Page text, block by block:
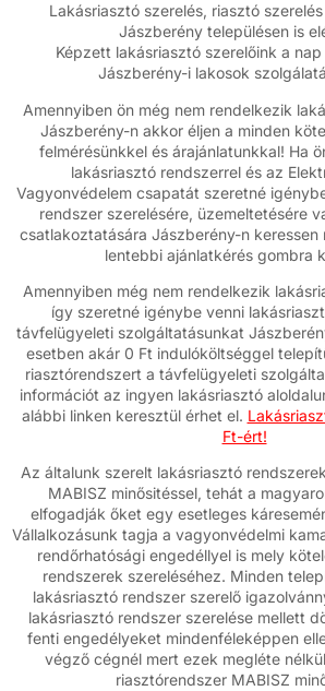
Lakásriasztó szerelés, riasztó
Jászberény településen is
Képzett lakásriasztó szerelőink a
Jászberény-i lakosok
Amennyiben ön még nem rendelkezik
Jászberény-n akkor éljen a minden
felmérésünkkel és árajánlatunkkal! Ha
lakásriasztó rendszerrel és az
Vagyonvédelem csapatát szeretné
rendszer szerelésére, üzemeltetésére
csatlakoztatására Jászberény-n keressen
lentebbi ajánlatkérés gombra
Amennyiben még nem rendelkezik
így szeretné igénybe venni
távfelügyeleti szolgáltatásunkat
esetben akár 0 Ft indulóköltséggel
riasztórendszert a távfelügyeleti
információt az ingyen lakásriasztó
alábbi linken keresztül érhet el.
Ft-ért!
Az általunk szerelt lakásriasztó
MABISZ minősitéssel, tehát a
elfogadják őket egy esetleges
Vállalkozásunk tagja a vagyonvédelmi
rendőrhatósági engedéllyel is mely
rendszerek szereléséhez. Minden
lakásriasztó rendszer szerelő
lakásriasztó rendszer szerelése mellett
fenti engedélyeket mindenféleképpen
végző cégnél mert ezek megléte
riasztórendszer MABISZ